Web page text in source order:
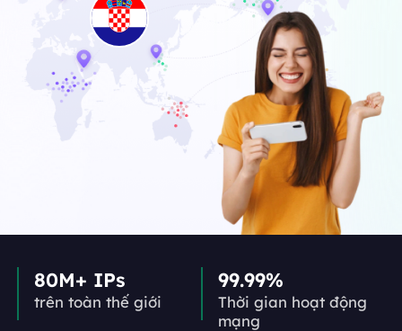
80M+ IPs
trên toàn thế giới
99.99%
Thời gian hoạt động
mạng